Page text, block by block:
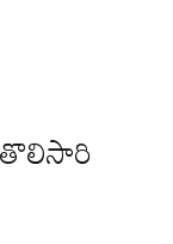
తొలిసారి